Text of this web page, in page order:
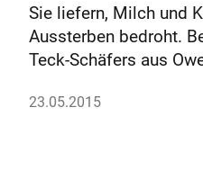
Sie liefern, Milch und
Aussterben bedroht.
Teck-Schäfers aus
23.05.2015